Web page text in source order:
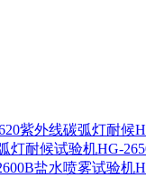
紫外线碳弧灯耐候
灯耐候试验机HG-
盐水喷雾试验机